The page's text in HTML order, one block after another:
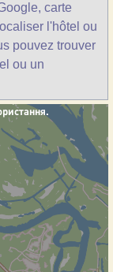
carte
l'hôtel ou
pouvez trouver
ou un